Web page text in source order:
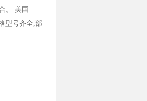
。 美国
型号齐全,部